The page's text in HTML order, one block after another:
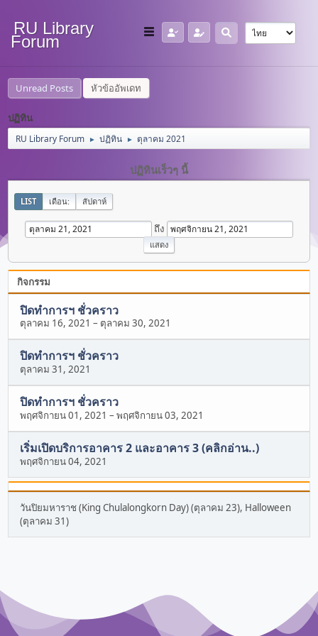
RU Library
Forum
Unread Posts หัวข้ออัพเดท
ปฏิทิน
RU Library Forum ► ปฏิทิน ► ตุลาคม 2021
ปฏิทินเร็วๆ นี้
LIST เดือน: สัปดาห์
ถึง
กิจกรรม
ปิดทำการฯ ชั่วคราว
ตุลาคม 16, 2021 – ตุลาคม 30, 2021
ปิดทำการฯ ชั่วคราว
ตุลาคม 31, 2021
ปิดทำการฯ ชั่วคราว
พฤศจิกายน 01, 2021 –พฤศจิกายน 03, 2021
เริ่มเปิดบริการอาคาร 2 และอาคาร 3 (คลิกอ่าน..)
พฤศจิกายน 04, 2021
วันปิยมหาราช (King Chulalongkorn Day) (ตุลาคม 23), Halloween
(ตุลาคม 31)